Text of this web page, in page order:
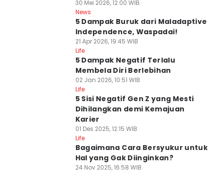
30 Mei 2026, 12:00 WIB
News
5 Dampak Buruk dari Maladaptive
Independence, Waspadai!
21 Apr 2026, 19:45 WIB
Life
5 Dampak Negatif Terlalu
Membela Diri Berlebihan
02 Jan 2026, 10:51 WIB
Life
5 Sisi Negatif Gen Z yang Mesti
Dihilangkan demi Kemajuan
Karier
01 Des 2025, 12:15 WIB
Life
Bagaimana Cara Bersyukur untuk
Hal yang Gak Diinginkan?
24 Nov 2025, 16:58 WIB